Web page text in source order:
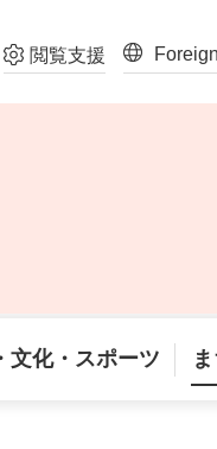
閲覧支援
文化・スポーツ